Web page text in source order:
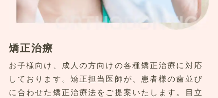
矯正治療
お子様向け、成人の方向けの各種矯正治療に対応
しております。矯正担当医師が、患者様の歯並び
に合わせた矯正治療法をご提案いたします。目立